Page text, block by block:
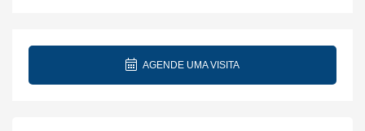
AGENDE UMA VISITA